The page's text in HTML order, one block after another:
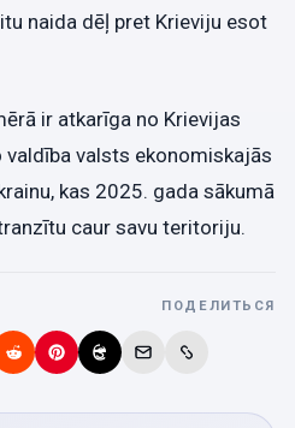
naida dēļ pret Krieviju esot
ir atkarīga no Krievijas
valsts ekonomiskajās
kas 2025. gada sākumā
caur savu teritoriju.
ПОДЕЛИТЬСЯ